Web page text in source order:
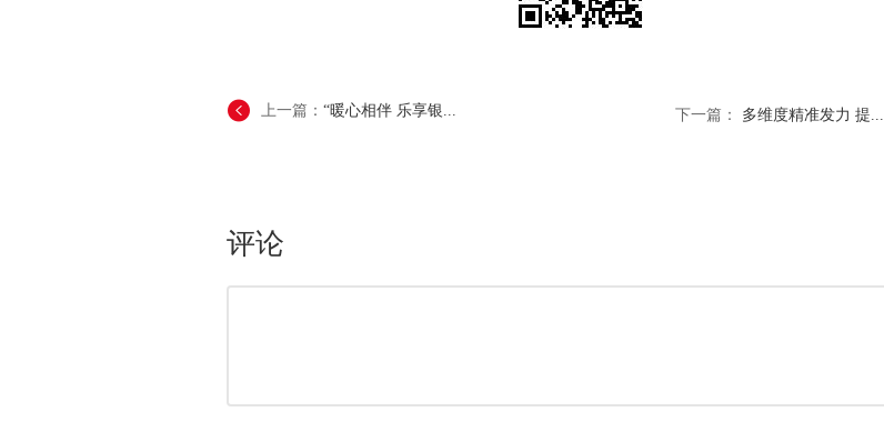
上一篇： “暖心相伴 乐享银... 下一篇： 多维度精准发力 提...
评论